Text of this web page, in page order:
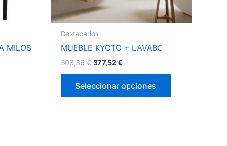
MILOS
Destacados
MUEBLE KYOTO + LAVABO
503,36€377,52€
Seleccionar opciones
elegir
en